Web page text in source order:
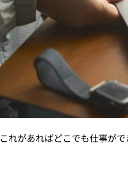
これがあればどこでも仕事がで